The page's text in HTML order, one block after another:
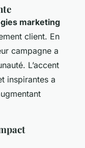
marketing
client. En
campagne a
L’accent
inspirantes a